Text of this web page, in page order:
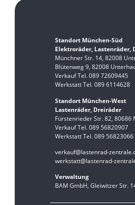
Standort München-Süd
Elektroräder, Lastenräder,
Münchner Str. 14, 82008
Blütenweg 9, 82008
Verkauf Tel. 089 72609445
Werkstatt Tel. 089 6114628
Standort München-West
Lastenräder, Dreiräder
Fürstenrieder Str. 82, 80686
Verkauf Tel. 089 56820907
Werkstatt Tel. 089 56823066
verkauf@lastenrad-
werkstatt@lastenrad-
Verwaltung
BAM GmbH, Gleiwitzer Str.